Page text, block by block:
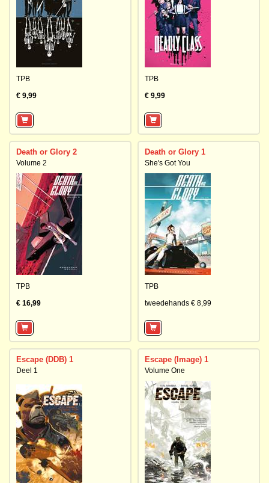
TPB
€ 9,99
TPB
€ 9,99
Death or Glory 2
Volume 2
TPB
€ 16,99
Death or Glory 1
She's Got You
TPB
tweedehands € 8,99
Escape (DDB) 1
Deel 1
Escape (Image) 1
Volume One